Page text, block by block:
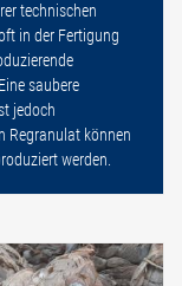
technischen
in der Fertigung
saubere
jedoch
Regranulat können
werden.